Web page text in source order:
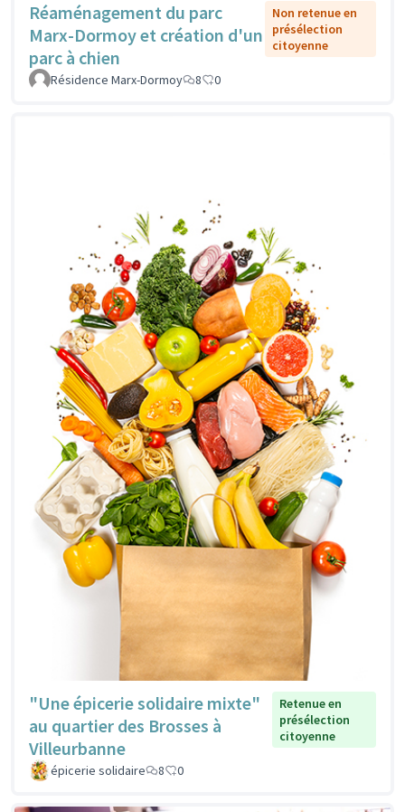
Réaménagement du parc
Marx-Dormoy et création d'un
parc à chien
Non retenue en
présélection
citoyenne
Résidence Marx-Dormoy 8 0
"Une épicerie solidaire mixte"
au quartier des Brosses à
Villeurbanne
Retenue en
présélection
citoyenne
épicerie solidaire 8 0